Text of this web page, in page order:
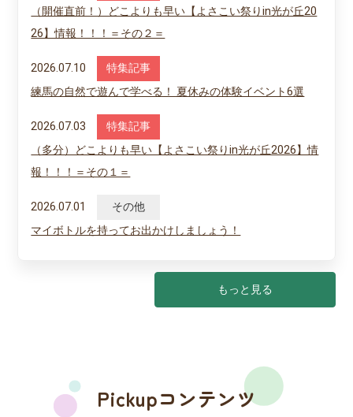
（開催直前！）どこよりも早い【よさこい祭りin光が丘20
26】情報！！！＝その２＝
2026.07.10
特集記事
練馬の自然で遊んで学べる！ 夏休みの体験イベント6選
2026.07.03
特集記事
（多分）どこよりも早い【よさこい祭りin光が丘2026】情
報！！！＝その１＝
2026.07.01
その他
マイボトルを持ってお出かけしましょう！
もっと見る
Pickupコンテンツ